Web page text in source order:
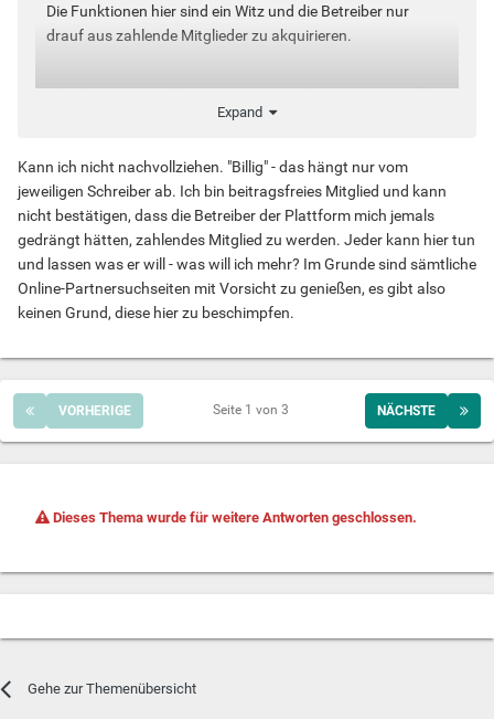
Die Funktionen hier sind ein Witz und die Betreiber nur
drauf aus zahlende Mitglieder zu akquirieren.
Ich bleibe nicht zahlendes Mitglied und werde mein Profil
zügig in den nächsten Dornröschenschlaf schicken...
Expand
Kann ich nicht nachvollziehen. "Billig" - das hängt nur vom
jeweiligen Schreiber ab. Ich bin beitragsfreies Mitglied und kann
nicht bestätigen, dass die Betreiber der Plattform mich jemals
gedrängt hätten, zahlendes Mitglied zu werden. Jeder kann hier tun
und lassen was er will - was will ich mehr? Im Grunde sind sämtliche
Online-Partnersuchseiten mit Vorsicht zu genießen, es gibt also
keinen Grund, diese hier zu beschimpfen.
VORHERIGE NÄCHSTE
Seite 1 von 3
Dieses Thema wurde für weitere Antworten geschlossen.
Gehe zur Themenübersicht